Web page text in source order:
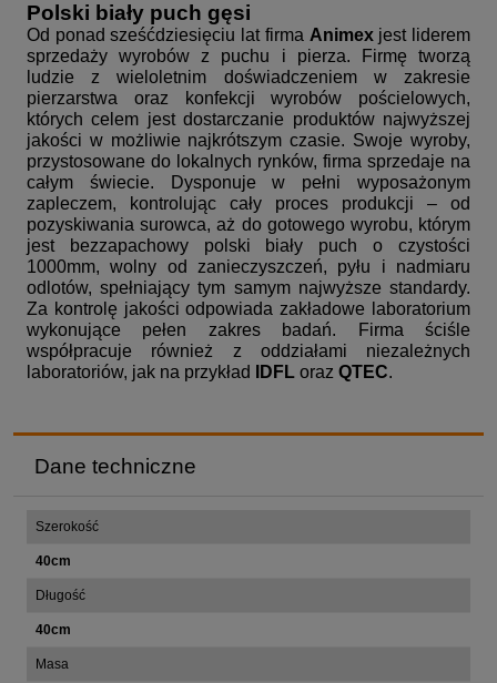
Polski biały puch gęsi
Od ponad sześćdziesięciu lat firma Animexjest liderem
sprzedaży wyrobów z puchu i pierza. Firmę tworzą
ludzie z wieloletnim doświadczeniem w zakresie
pierzarstwa oraz konfekcji wyrobów pościelowych,
których celem jest dostarczanie produktów najwyższej
jakości w możliwie najkrótszym czasie. Swoje wyroby,
przystosowane do lokalnych rynków, firma sprzedaje na
całym świecie. Dysponuje w pełni wyposażonym
zapleczem, kontrolując cały proces produkcji – od
pozyskiwania surowca, aż do gotowego wyrobu, którym
jest bezzapachowy polski biały puch o czystości
1000mm, wolny od zanieczyszczeń, pyłu i nadmiaru
odlotów, spełniający tym samym najwyższe standardy.
Za kontrolę jakości odpowiada zakładowe laboratorium
wykonujące pełen zakres badań. Firma ściśle
współpracuje również z oddziałami niezależnych
laboratoriów, jak na przykład
IDFL oraz QTEC.
Dane techniczne
Szerokość
40cm
Długość
40cm
Masa